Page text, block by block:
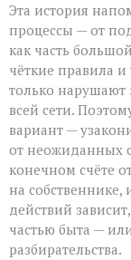
Эта история
процессы — от
как часть
чёткие правила
только нарушают
всей сети.
вариант —
от неожиданных
конечном счёте
на
действий
частью быта —
разбирательства.